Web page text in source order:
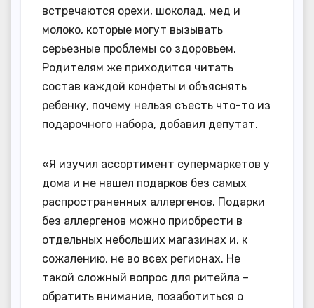
встречаются орехи, шоколад, мед и
молоко, которые могут вызывать
серьезные проблемы со здоровьем.
Родителям же приходится читать
состав каждой конфеты и объяснять
ребенку, почему нельзя съесть что-то из
подарочного набора, добавил депутат.
«Я изучил ассортимент супермаркетов у
дома и не нашел подарков без самых
распространенных аллергенов. Подарки
без аллергенов можно приобрести в
отдельных небольших магазинах и, к
сожалению, не во всех регионах. Не
такой сложный вопрос для ритейла –
обратить внимание, позаботиться о